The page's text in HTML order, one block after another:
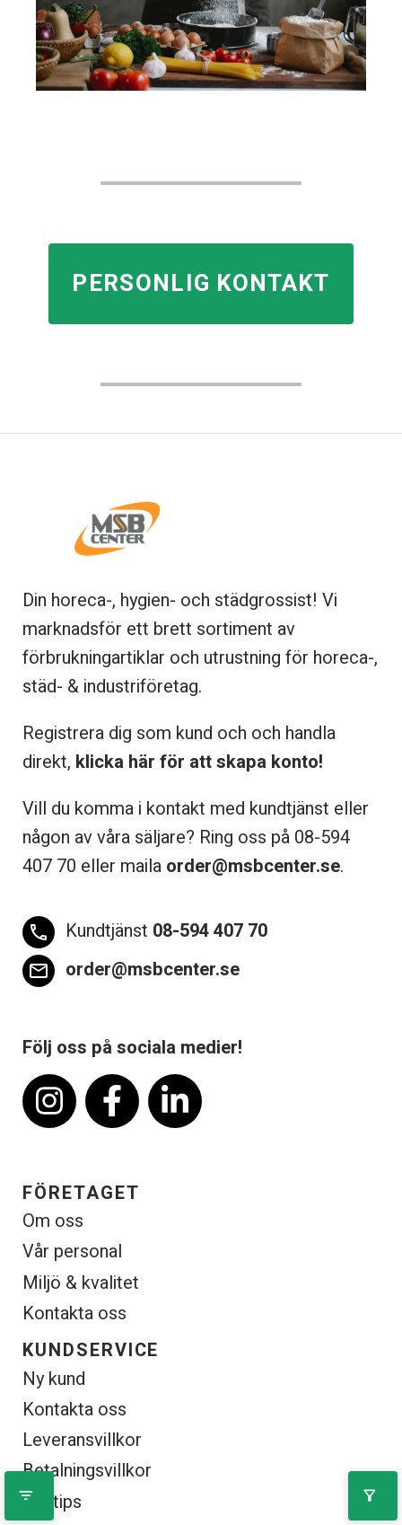
filter_list filter_alt
PERSONLIG KONTAKT
Din horeca-, hygien- och städgrossist! Vi
marknadsför ett brett sortiment av
förbrukningartiklar och utrustning för horeca-,
städ- & industriföretag.
Registrera dig som kund och och handla
direkt, klicka här för att skapa konto!
Vill du komma i kontakt med kundtjänst eller
någon av våra säljare? Ring oss på 08-594
407 70 eller maila order@msbcenter.se.
phone Kundtjänst 08-594 407 70
email order@msbcenter.se
Följ oss på sociala medier!
FÖRETAGET
Om oss
Vår personal
Miljö & kvalitet
Kontakta oss
KUNDSERVICE
Ny kund
Kontakta oss
Leveransvillkor
Betalningsvillkor
Söktips